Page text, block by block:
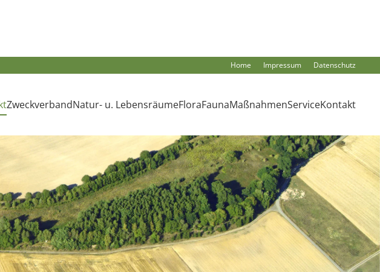
Home Impressum Datenschutz
ZweckverbandNatur- u. LebensräumeFloraFaunaMaßnahmenServiceKontakt